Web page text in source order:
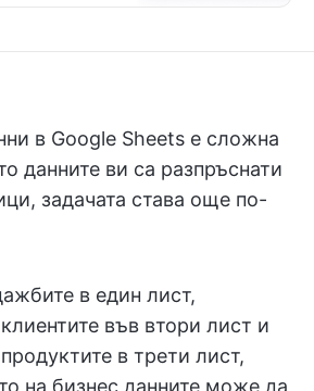
в Google Sheets е сложна
данните ви са разпръснати
задачата става още по-
в един лист,
във втори лист и
в трети лист,
на бизнес данните може да